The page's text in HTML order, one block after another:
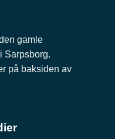
gamle
Sarpsborg.
på baksiden av